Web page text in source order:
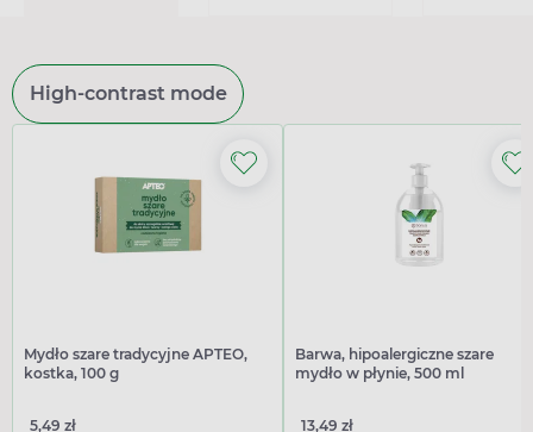
High-contrast mode
Mydło szare tradycyjne APTEO,
kostka, 100 g
5,49 zł
Barwa, hipoalergiczne szare
mydło w płynie, 500 ml
13,49 zł